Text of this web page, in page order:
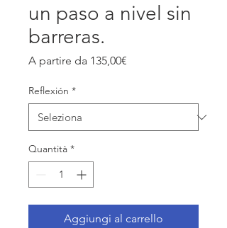
un paso a nivel sin
barreras.
A partire da 135,00€
Reflexión *
Quantità *
Aggiungi al carrello